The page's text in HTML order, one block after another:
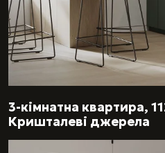
3-кімнатна квартира,
Кришталеві джерела